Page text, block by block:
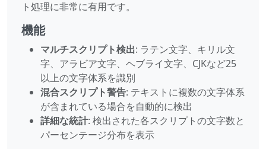
ト処理に非常に有用です。
機能
マルチスクリプト検出: ラテン文字、キリル文
字、アラビア文字、ヘブライ文字、CJKなど25
以上の文字体系を識別
混合スクリプト警告: テキストに複数の文字体系
が含まれている場合を自動的に検出
詳細な統計: 検出された各スクリプトの文字数と
パーセンテージ分布を表示